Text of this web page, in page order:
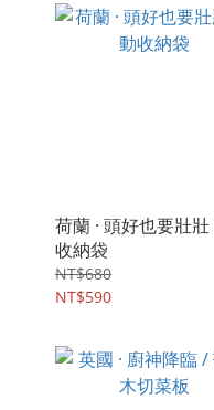
荷蘭 · 頭好也要壯
收納袋
NT$680
NT$590